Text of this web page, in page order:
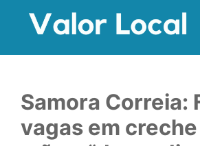
Samora Correia:
vagas em